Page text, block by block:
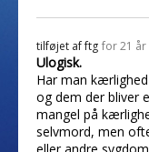
tilføjet afftg for 21 år
Ulogisk.
Har man
og dem der bliver
mangel på
selvmord, men